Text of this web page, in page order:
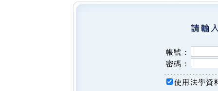
帳號：
密碼：
使用法學資